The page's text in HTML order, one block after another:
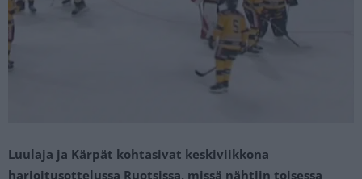
Luulaja ja Kärpät kohtasivat keskiviikkona
harjoitusottelussa Ruotsissa, missä nähtiin toisessa